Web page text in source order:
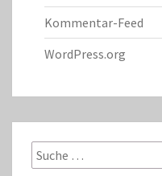
Kommentar-Feed
WordPress.org
Suche
nach: